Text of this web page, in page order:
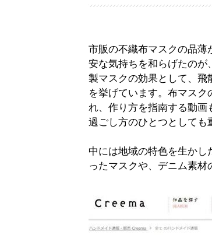
市販の不織布マスクの品薄
安な気持ちを和らげたのが
製マスクの効果として、飛
を挙げています。布マスク
れ、作り方を指南する動画
過ごし方のひとつとしても
中には地域の特色を生か
ったマスクや、デニム素材